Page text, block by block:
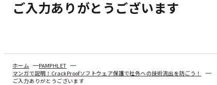
ご入力ありがとうございます
ホーム
PAMPHLET
マンガで説明！CrackProofソフトウェア保護で社外への技術流出を防ごう！
ご入力ありがとうございます